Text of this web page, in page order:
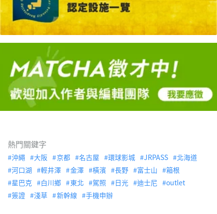
熱門關鍵字
沖繩 大阪 京都 名古屋 環球影城 JRPASS
北海道
河口湖
輕井澤 金澤 橫濱 長野 富士山
箱根
星巴克
白川鄉 東北 駕照 日光 迪士尼
outlet
簽證
淺草 新幹線 手機申辦